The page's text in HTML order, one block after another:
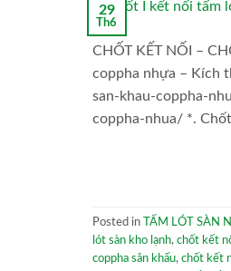
29
Th6
CHỐT KẾT NỐI –
coppha nhựa – Kích
san-khau-coppha-
coppha-nhua/ *.
Posted in TẤM LÓT SÀN
lót sàn kho lạnh, chốt kết
coppha sân khấu, chốt kết